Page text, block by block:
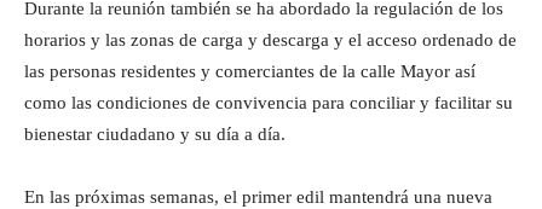
Durante la reunión también se ha abordado la regulación de los
horarios y las zonas de carga y descarga y el acceso ordenado de
las personas residentes y comerciantes de la calle Mayor así
como las condiciones de convivencia para conciliar y facilitar su
bienestar ciudadano y su día a día.
En las próximas semanas, el primer edil mantendrá una nueva